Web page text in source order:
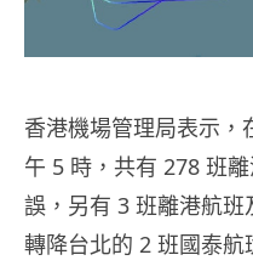
香港機場管理局表示，
午 5 時，共有 278 班
誤，另有 3 班離港航
轉降台北的 2 班國泰